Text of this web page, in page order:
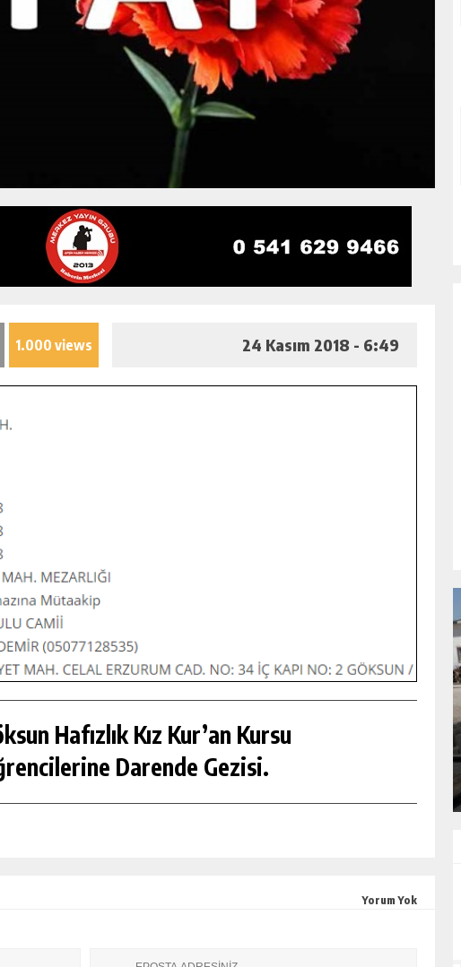
1.000 views 24 Kasım 2018 - 6:49
Hafızlık Kız Kur’an Kursu
Darende Gezisi.
Yorum Yok
GÜNLÜK HABER AKIŞI
GÖKSUN HAFIZLIK KIZ KUR’AN KURSU
ÖĞRENCILERINE DARENDE GEZISI.